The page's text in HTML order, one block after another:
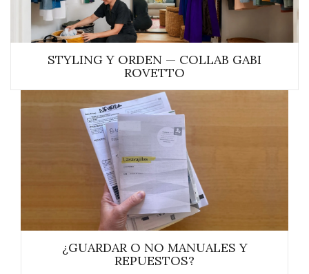
STYLING Y ORDEN — COLLAB GABI
ROVETTO
¿GUARDAR O NO MANUALES Y
REPUESTOS?